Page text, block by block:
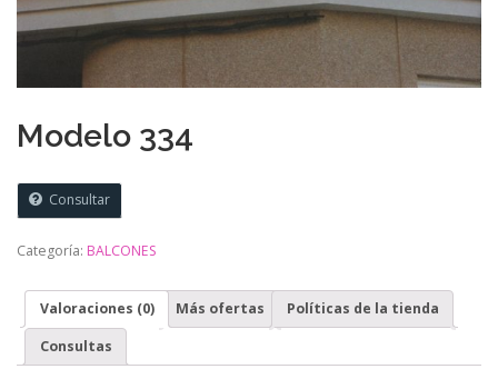
Modelo 334
Consultar
Categoría: BALCONES
Valoraciones (0) Más ofertas Políticas de la tienda
Consultas